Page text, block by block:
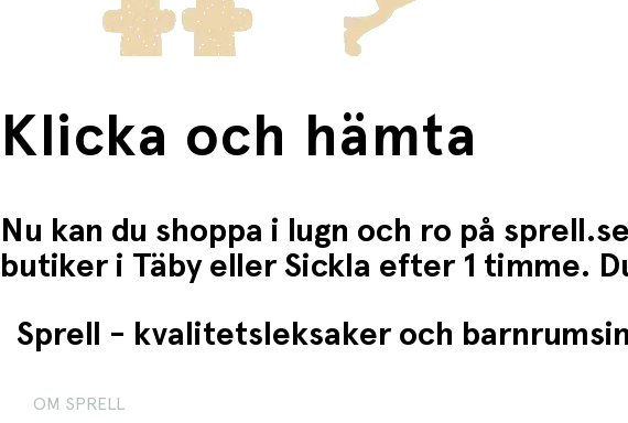
Klicka och hämta
Nu kan du shoppa i lugn och ro på
butiker i Täby eller Sickla efter 1 timme.
Sprell - kvalitetsleksaker och
OM SPRELL